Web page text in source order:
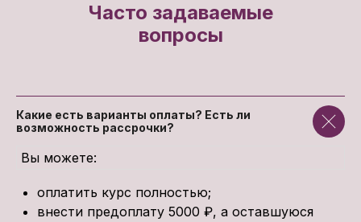
Часто задаваемые
вопросы
Какие есть варианты оплаты? Есть ли
возможность рассрочки?
Вы можете:
оплатить курс полностью;
внести предоплату 5000 ₽, а оставшуюся